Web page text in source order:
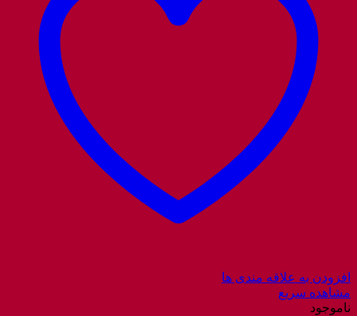
افزودن به علاقه مندی ها
مشاهده سریع
ناموجود